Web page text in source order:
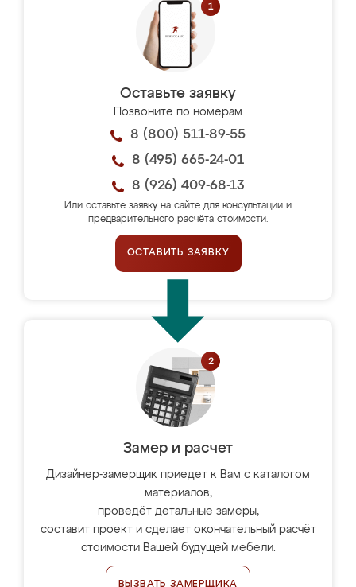
Оставьте заявку
Позвоните по номерам
8 (800) 511-89-55
8 (495) 665-24-01
8 (926) 409-68-13
Или оставьте заявку на сайте для консультации и
предварительного расчёта стоимости.
ОСТАВИТЬ ЗАЯВКУ
Замер и расчет
Дизайнер-замерщик приедет к Вам с каталогом
материалов,
проведёт детальные замеры,
составит проект и сделает окончательный расчёт
стоимости Вашей будущей мебели.
ВЫЗВАТЬ ЗАМЕРЩИКА